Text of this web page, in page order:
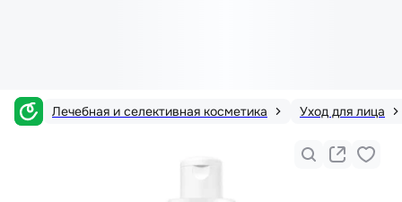
Лечебная и селективная косметика Уход для лица